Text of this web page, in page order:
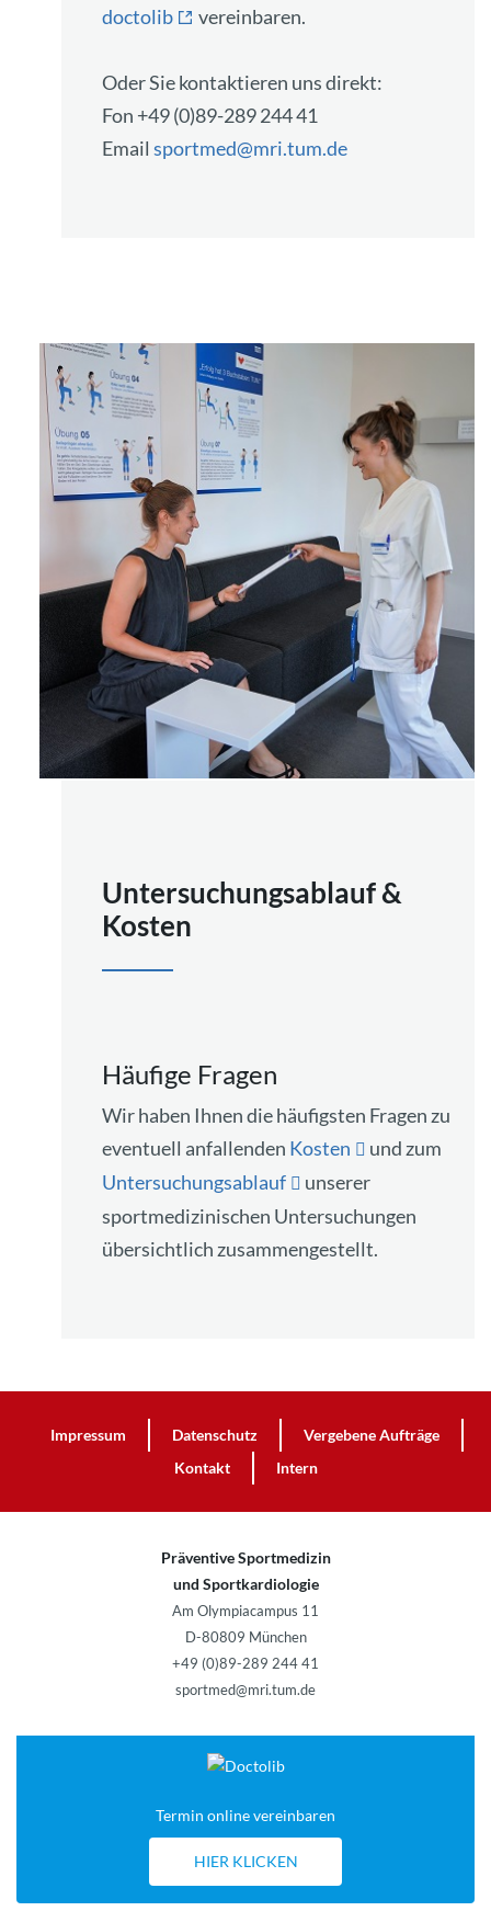
doctolib
vereinbaren.
Oder Sie kontaktieren uns direkt:
Fon +49 (0)89-289 244 41
Email sportmed@mri.tum.de
Untersuchungsablauf &
Kosten
Häufige Fragen
Wir haben Ihnen die häufigsten Fragen zu
eventuell anfallenden Kosten
und zum
Untersuchungsablauf
unserer
sportmedizinischen Untersuchungen
übersichtlich zusammengestellt.
Impressum Datenschutz
Vergebene Aufträge
Kontakt
Intern
Präventive Sportmedizin
und Sportkardiologie
Am Olympiacampus 11
D-80809 München
+49 (0)89-289 244 41
sportmed@mri.tum.de
Termin online vereinbaren
HIER KLICKEN